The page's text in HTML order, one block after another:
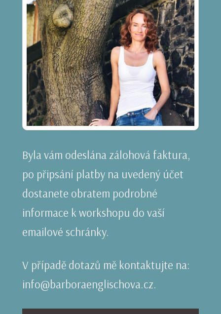
Byla vám odeslána zálohová faktura,
po připsání platby na uvedený účet
dostanete obratem podrobné
informace k workshopu do vaší
emailové schránky.
V případě dotazů mě kontaktujte na:
info@barboraenglischova.cz.